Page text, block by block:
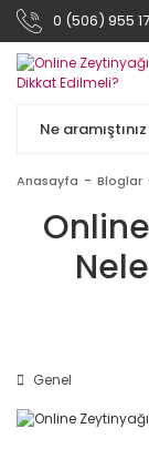
0 (506) 955
Anasayfa Bloglar
Genel